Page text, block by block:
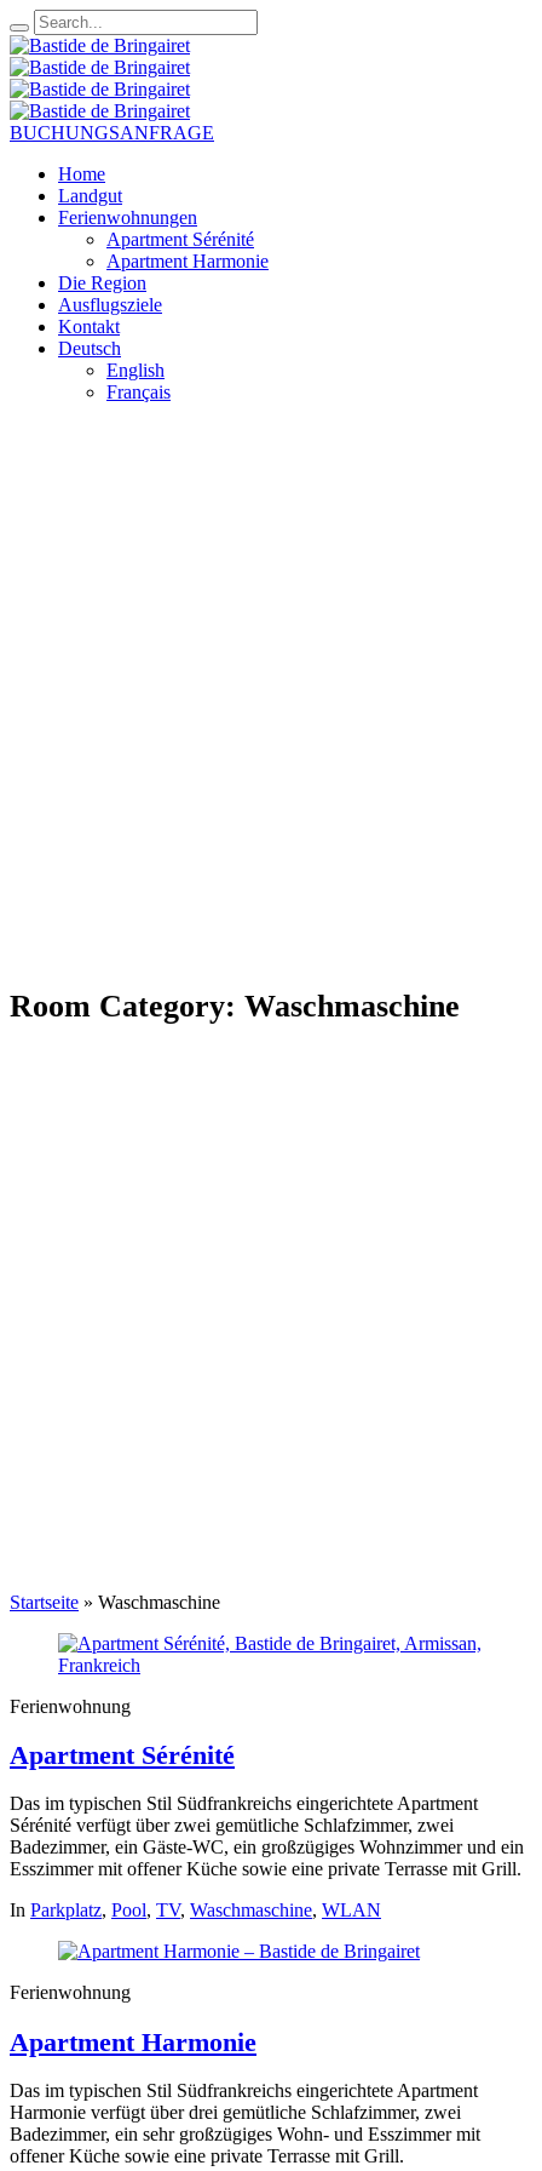
BUCHUNGSANFRAGE
Home
Landgut
Ferienwohnungen
Apartment Sérénité
Apartment Harmonie
Die Region
Ausflugsziele
Kontakt
Deutsch
English
Français
Room Category: Waschmaschine
Startseite » Waschmaschine
Ferienwohnung
Apartment Sérénité
Das im typischen Stil Südfrankreichs eingerichtete Apartment
Sérénité verfügt über zwei gemütliche Schlafzimmer, zwei
Badezimmer, ein Gäste-WC, ein großzügiges Wohnzimmer und ein
Esszimmer mit offener Küche sowie eine private Terrasse mit Grill.
In Parkplatz, Pool, TV, Waschmaschine, WLAN
Ferienwohnung
Apartment Harmonie
Das im typischen Stil Südfrankreichs eingerichtete Apartment
Harmonie verfügt über drei gemütliche Schlafzimmer, zwei
Badezimmer, ein sehr großzügiges Wohn- und Esszimmer mit
offener Küche sowie eine private Terrasse mit Grill.